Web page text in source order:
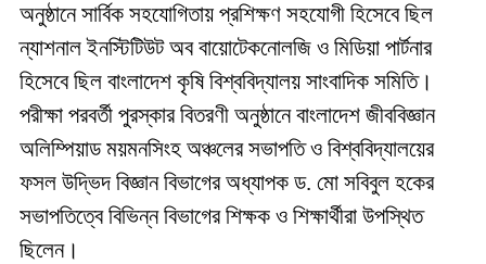
অনুষ্ঠানে সার্বিক সহযোগিতায় প্রশিক্ষণ সহযোগী হিসেবে ছিল
ন্যাশনাল ইনস্টিটিউট অব বায়োটেকনোলজি ও মিডিয়া পার্টনার
হিসেবে ছিল বাংলাদেশ কৃষি বিশ্ববিদ্যালয় সাংবাদিক সমিতি।
পরীক্ষা পরবর্তী পুরস্কার বিতরণী অনুষ্ঠানে বাংলাদেশ জীববিজ্ঞান
অলিম্পিয়াড ময়মনসিংহ অঞ্চলের সভাপতি ও বিশ্ববিদ্যালয়ের
ফসল উদ্ভিদ বিজ্ঞান বিভাগের অধ্যাপক ড. মো সবিবুল হকের
সভাপতিত্বে বিভিন্ন বিভাগের শিক্ষক ও শিক্ষার্থীরা উপস্থিত
ছিলেন।